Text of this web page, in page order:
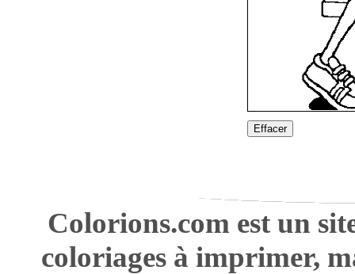
Effacer
Colorions.com est un
coloriages à imprimer,